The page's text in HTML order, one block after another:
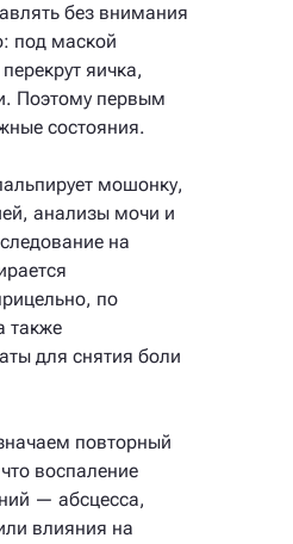
без внимания
под маской
яичка,
Поэтому первым
состояния.
мошонку,
анализы мочи и
на
по
также
для снятия боли
повторный
воспаление
— абсцесса,
влияния на